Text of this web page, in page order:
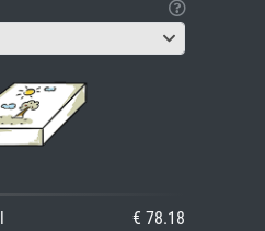
€ 78.18